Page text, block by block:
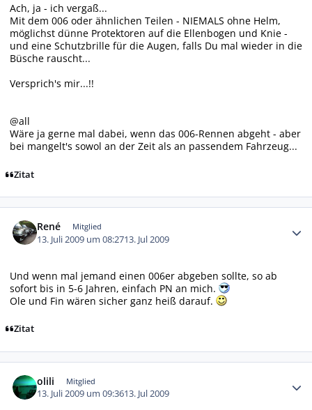
Ach, ja - ich vergaß...
Mit dem 006 oder ähnlichen Teilen - NIEMALS ohne Helm,
möglichst dünne Protektoren auf die Ellenbogen und Knie -
und eine Schutzbrille für die Augen, falls Du mal wieder in die
Büsche rauscht...
Versprich's mir...!!
@all
Wäre ja gerne mal dabei, wenn das 006-Rennen abgeht - aber
bei mangelt's sowol an der Zeit als an passendem Fahrzeug...
Zitat
René Mitglied
13. Juli 2009 um 08:2713. Jul 2009
Und wenn mal jemand einen 006er abgeben sollte, so ab
sofort bis in 5-6 Jahren, einfach PN an mich.
Ole und Fin wären sicher ganz heiß darauf.
Zitat
olili Mitglied
13. Juli 2009 um 09:3613. Jul 2009